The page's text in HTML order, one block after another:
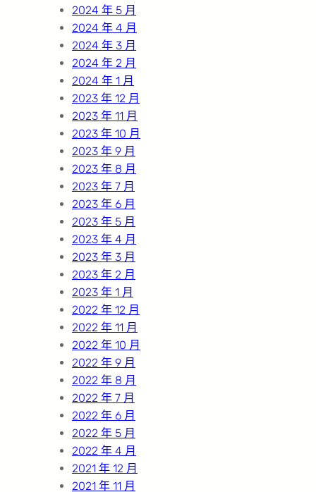
2024 年 5 月
2024 年 4 月
2024 年 3 月
2024 年 2 月
2024 年 1 月
2023 年 12 月
2023 年 11 月
2023 年 10 月
2023 年 9 月
2023 年 8 月
2023 年 7 月
2023 年 6 月
2023 年 5 月
2023 年 4 月
2023 年 3 月
2023 年 2 月
2023 年 1 月
2022 年 12 月
2022 年 11 月
2022 年 10 月
2022 年 9 月
2022 年 8 月
2022 年 7 月
2022 年 6 月
2022 年 5 月
2022 年 4 月
2021 年 12 月
2021 年 11 月